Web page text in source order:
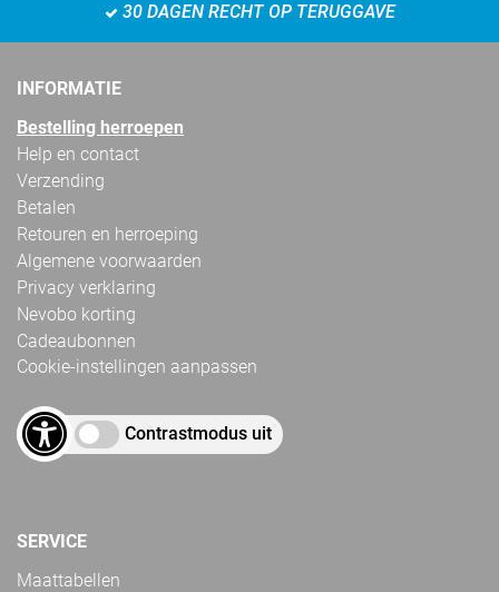
30 DAGEN RECHT OP TERUGGAVE
INFORMATIE
Bestelling herroepen
Help en contact
Verzending
Betalen
Retouren en herroeping
Algemene voorwaarden
Privacy verklaring
Nevobo korting
Cadeaubonnen
Cookie-instellingen aanpassen
Contrastmodus uit
SERVICE
Maattabellen